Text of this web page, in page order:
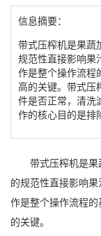
信息摘要：
带式压榨机是果蔬
规范性直接影响果
作是整个操作流程
高的关键。带式压
件是否正常，清洗
作的核心目的是排
带式压榨机是果
的规范性直接影响
作是整个操作流程
的关键。